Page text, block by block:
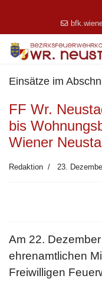
Einsätze im
FF Wr.
bis
Wiener
Redaktion 23.
Am 22.
ehrenamtlichen
Freiwilligen